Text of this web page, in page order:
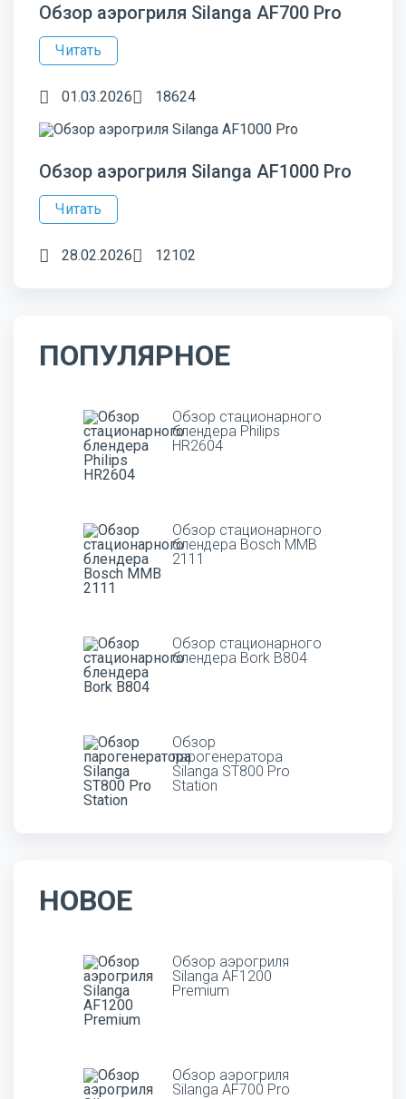
Обзор аэрогриля Silanga AF700 Pro
Читать
01.03.2026 18624
Обзор аэрогриля Silanga AF1000 Pro
Читать
28.02.2026 12102
ПОПУЛЯРНОЕ
Обзор стационарного
блендера Philips
HR2604
Обзор стационарного
блендера Bosch MMB
2111
Обзор стационарного
блендера Bork B804
Обзор
парогенератора
Silanga ST800 Pro
Station
НОВОЕ
Обзор аэрогриля
Silanga AF1200
Premium
Обзор аэрогриля
Silanga AF700 Pro